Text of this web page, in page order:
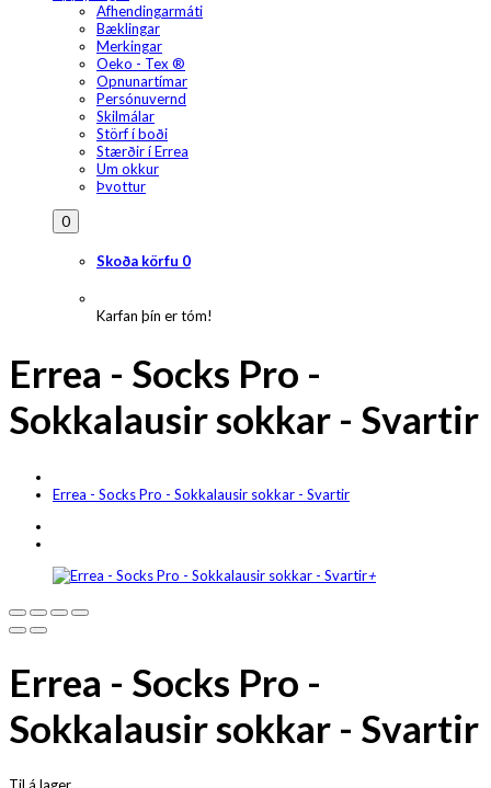
Afhendingarmáti
Bæklingar
Merkingar
Oeko - Tex ®
Opnunartímar
Persónuvernd
Skilmálar
Störf í boði
Stærðir í Errea
Um okkur
Þvottur
0
Skoða körfu 0
Karfan þín er tóm!
Errea - Socks Pro -
Sokkalausir sokkar - Svartir
Errea - Socks Pro - Sokkalausir sokkar - Svartir
+
Errea - Socks Pro -
Sokkalausir sokkar - Svartir